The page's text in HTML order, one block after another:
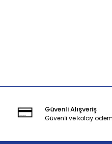
Güvenli Alışveriş
Güvenli ve kolay